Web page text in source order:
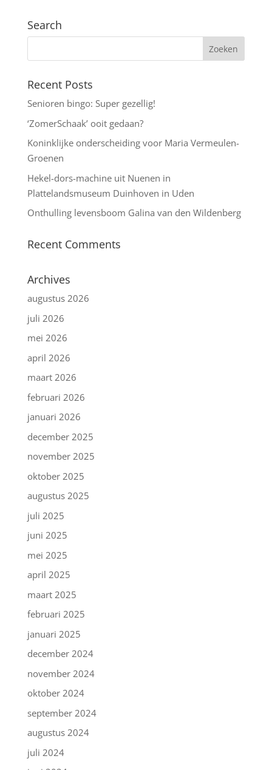
Search
Recent Posts
Senioren bingo: Super gezellig!
‘ZomerSchaak’ ooit gedaan?
Koninklijke onderscheiding voor Maria Vermeulen-
Groenen
Hekel-dors-machine uit Nuenen in
Plattelandsmuseum Duinhoven in Uden
Onthulling levensboom Galina van den Wildenberg
Recent Comments
Archives
augustus 2026
juli 2026
mei 2026
april 2026
maart 2026
februari 2026
januari 2026
december 2025
november 2025
oktober 2025
augustus 2025
juli 2025
juni 2025
mei 2025
april 2025
maart 2025
februari 2025
januari 2025
december 2024
november 2024
oktober 2024
september 2024
augustus 2024
juli 2024